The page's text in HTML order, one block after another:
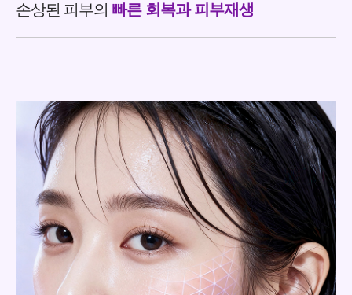
손상된 피부의 빠른 회복과 피부재생